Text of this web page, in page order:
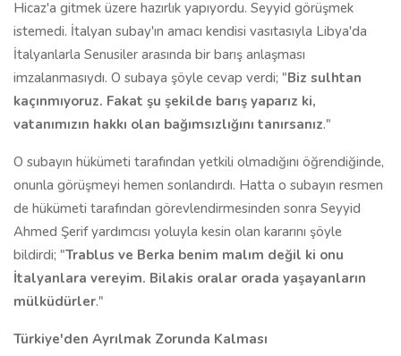
Hicaz'a gitmek üzere hazırlık yapıyordu. Seyyid görüşmek
istemedi. İtalyan subay'ın amacı kendisi vasıtasıyla Libya'da
İtalyanlarla Senusiler arasında bir barış anlaşması
imzalanmasıydı. O subaya şöyle cevap verdi; "Biz sulhtan
kaçınmıyoruz. Fakat şu şekilde barış yaparız ki,
vatanımızın hakkı olan bağımsızlığını tanırsanız."
O subayın hükümeti tarafından yetkili olmadığını öğrendiğinde,
onunla görüşmeyi hemen sonlandırdı. Hatta o subayın resmen
de hükümeti tarafından görevlendirmesinden sonra Seyyid
Ahmed Şerif yardımcısı yoluyla kesin olan kararını şöyle
bildirdi; "Trablus ve Berka benim malım değil ki onu
İtalyanlara vereyim. Bilakis oralar orada yaşayanların
mülküdürler."
Türkiye'den Ayrılmak Zorunda Kalması